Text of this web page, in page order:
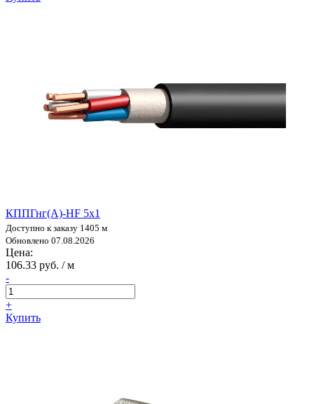
КППГнг(А)-HF 5х1
Доступно к заказу 1405 м
Обновлено 07.08.2026
Цена:
106.33 руб. / м
-
+
Купить